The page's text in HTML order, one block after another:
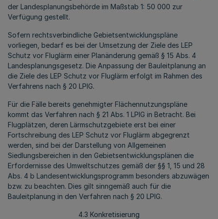
der Landesplanungsbehörde im Maßstab 1: 50 000 zur
Verfügung gestellt.
Sofern rechtsverbindliche Gebietsentwicklungspläne
vorliegen, bedarf es bei der Umsetzung der Ziele des LEP
Schutz vor Fluglärm einer Planänderung gemäß § 15 Abs. 4
Landesplanungsgesetz. Die Anpassung der Bauleitplanung an
die Ziele des LEP Schutz vor Fluglärm erfolgt im Rahmen des
Verfahrens nach § 20 LPIG.
Für die Fälle bereits genehmigter Flächennutzungspläne
kommt das Verfahren nach § 21 Abs. 1 LPIG in Betracht. Bei
Flugplätzen, deren Lärmschutzgebiete erst bei einer
Fortschreibung des LEP Schutz vor Fluglärm abgegrenzt
werden, sind bei der Darstellung von Allgemeinen
Siedlungsbereichen in den Gebietsentwicklungsplänen die
Erfordernisse des Umweltschutzes gemäß der §§ 1, 15 und 28
Abs. 4 b Landesentwicklungsprogramm besonders abzuwägen
bzw. zu beachten. Dies gilt sinngemäß auch für die
Bauleitplanung in den Verfahren nach § 20 LPIG.
4.3 Konkretisierung